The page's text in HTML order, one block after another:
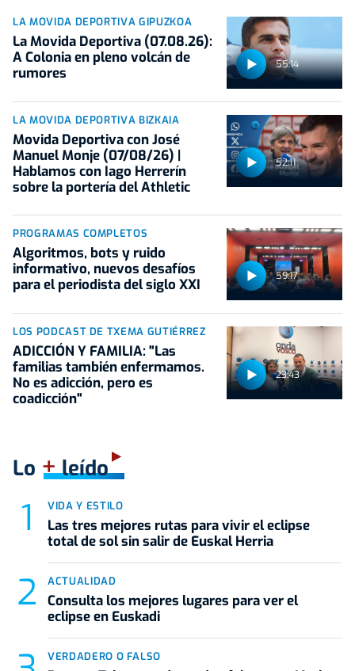
55:14
LA MOVIDA DEPORTIVA GIPUZKOA
La Movida Deportiva (07.08.26):
A Colonia en pleno volcán de
rumores
52:11
LA MOVIDA DEPORTIVA BIZKAIA
Movida Deportiva con José
Manuel Monje (07/08/26) |
Hablamos con Iago Herrerín
sobre la portería del Athletic
59:17
PROGRAMAS COMPLETOS
Algoritmos, bots y ruido
informativo, nuevos desafíos
para el periodista del siglo XXI
23:43
LOS PODCAST DE TXEMA GUTIÉRREZ
ADICCIÓN Y FAMILIA: "Las
familias también enfermamos.
No es adicción, pero es
coadicción"
Lo +leído
VIDA Y ESTILO
Las tres mejores rutas para vivir el eclipse
total de sol sin salir de Euskal Herria
ACTUALIDAD
Consulta los mejores lugares para ver el
eclipse en Euskadi
VERDADERO O FALSO